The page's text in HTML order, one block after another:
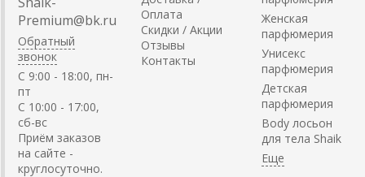
Premium@bk.ru
Обратный
звонок
C 9:00 - 18:00, пн-
пт
С 10:00 - 17:00,
сб-вс
Приём заказов
на сайте -
круглосуточно.
Оплата
Скидки / Акции
Отзывы
Контакты
Женская
парфюмерия
Унисекс
парфюмерия
Детская
парфюмерия
Body лосьон
для тела Shaik